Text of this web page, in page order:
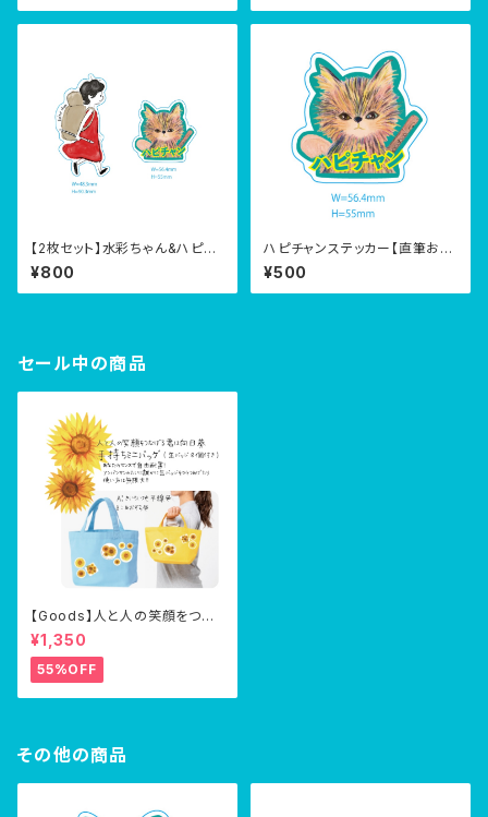
【2枚セット】水彩ちゃん&ハピチ
ャンステッカー【直筆お手紙付
き】
¥800
ハピチャンステッカー【直筆お手
紙付き】
¥500
セール中の商品
【Goods】人と人の笑顔をつな
げる君は向日葵・手持ちバッグ
(缶バッジ8個つき)
¥1,350
55%OFF
その他の商品